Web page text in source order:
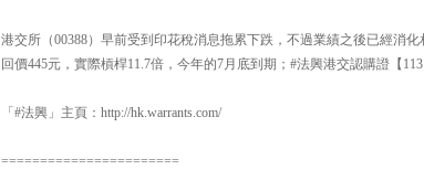
港交所（00388）早前受到印花稅消息拖累下跌，不過業績之後已經消
回價445元，實際槓桿11.7倍，今年的7月底到期；#法興港交認購證【
「#法興」主頁：http://hk.warrants.com/
=======================